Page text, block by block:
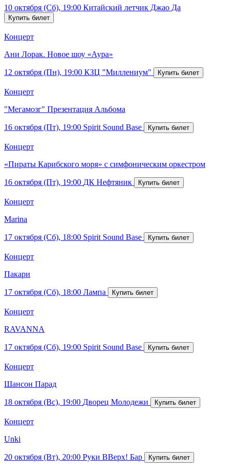
10 октября (Сб), 19:00 Китайский летчик Джао Да
Концерт
Ани Лорак. Новое шоу «Аура»
12 октября (Пн), 19:00 КЗЦ "Миллениум"
Концерт
"Мегамозг" Презентация Альбома
16 октября (Пт), 19:00 Spirit Sound Base
Концерт
«Пираты Карибского моря» с симфоническим оркестром
16 октября (Пт), 19:00 ДК Нефтяник
Концерт
Marina
17 октября (Сб), 18:00 Spirit Sound Base
Концерт
Пакари
17 октября (Сб), 18:00 Лампа
Концерт
RAVANNA
17 октября (Сб), 19:00 Spirit Sound Base
Концерт
Шансон Парад
18 октября (Вс), 19:00 Дворец Молодежи
Концерт
Unki
20 октября (Вт), 20:00 Руки ВВерх! Бар